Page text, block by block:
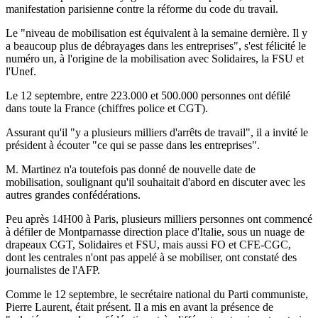
manifestation parisienne contre la réforme du code du travail.
Le "niveau de mobilisation est équivalent à la semaine dernière. Il y
a beaucoup plus de débrayages dans les entreprises", s'est félicité le
numéro un, à l'origine de la mobilisation avec Solidaires, la FSU et
l'Unef.
Le 12 septembre, entre 223.000 et 500.000 personnes ont défilé
dans toute la France (chiffres police et CGT).
Assurant qu'il "y a plusieurs milliers d'arrêts de travail", il a invité le
président à écouter "ce qui se passe dans les entreprises".
M. Martinez n'a toutefois pas donné de nouvelle date de
mobilisation, soulignant qu'il souhaitait d'abord en discuter avec les
autres grandes confédérations.
Peu après 14H00 à Paris, plusieurs milliers personnes ont commencé
à défiler de Montparnasse direction place d'Italie, sous un nuage de
drapeaux CGT, Solidaires et FSU, mais aussi FO et CFE-CGC,
dont les centrales n'ont pas appelé à se mobiliser, ont constaté des
journalistes de l'AFP.
Comme le 12 septembre, le secrétaire national du Parti communiste,
Pierre Laurent, était présent. Il a mis en avant la présence de